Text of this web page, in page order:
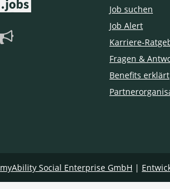
Job suchen
Job Alert
Karriere-
Fragen &
Benefits erklärt
myAbility Social Enterprise GmbH |